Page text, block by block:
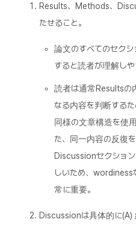
Results、Methods、
たせること。
論文のすべてのセク
すると読者が理解しや
読者は通常Resultsの
なる内容を判断する
同様の文章構造を使
た、同一内容の反復
Discussionセクショ
しいため、wordiness
常に重要。
Discussionは具体的に(A)